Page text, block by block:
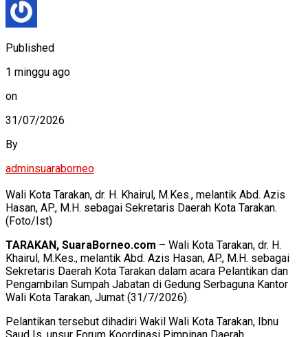
Published
1 minggu ago
on
31/07/2026
By
adminsuaraborneo
Wali Kota Tarakan, dr. H. Khairul, M.Kes., melantik Abd. Azis
Hasan, AP., M.H. sebagai Sekretaris Daerah Kota Tarakan.
(Foto/Ist)
TARAKAN, SuaraBorneo.com – Wali Kota Tarakan, dr. H.
Khairul, M.Kes., melantik Abd. Azis Hasan, AP., M.H. sebagai
Sekretaris Daerah Kota Tarakan dalam acara Pelantikan dan
Pengambilan Sumpah Jabatan di Gedung Serbaguna Kantor
Wali Kota Tarakan, Jumat (31/7/2026).
Pelantikan tersebut dihadiri Wakil Wali Kota Tarakan, Ibnu
Saud Is, unsur Forum Koordinasi Pimpinan Daerah